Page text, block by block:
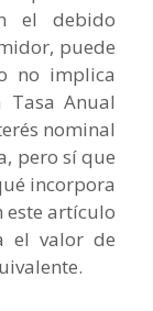
el debido
puede
no implica
Anual
nominal
pero sí que
incorpora
este artículo
el valor de